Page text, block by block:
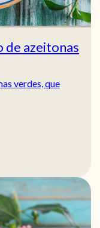
de azeitonas
verdes, que